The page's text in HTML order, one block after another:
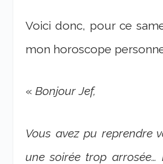
Voici donc, pour ce
mon horoscope
«Bonjour Jef,
Vous avez pu reprendre
une soirée trop arrosée…